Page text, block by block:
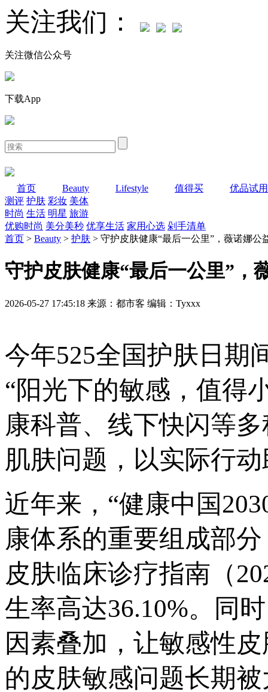
关注我们：
关注微信公众号
下载App
首页 Beauty Lifestyle 值得买
优品试用
测评 护肤 彩妆 美体
时尚 生活 明星 旅游
优购时尚 美分美秒 优享生活 家用心选 剁手清单
首页 > Beauty > 护肤 > 守护皮肤健康“最后一公里”，薇诺娜公
守护皮肤健康“最后一公里”，
2026-05-27 17:45:18 来源：都市客 编辑：Tyxxx
今年525全国护肤日期
“阳光下的敏感，值得
康科普、线下快闪等
肌肤问题，以实际行
近年来，“健康中国
康体系的重要组成部
皮肤临床诊疗指南（
生率高达36.10%。同
因素叠加，让敏感性
的皮肤敏感问题长期